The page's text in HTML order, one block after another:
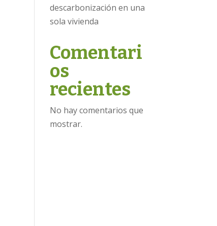
descarbonización en una
sola vivienda
Comentari
os
recientes
No hay comentarios que
mostrar.